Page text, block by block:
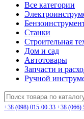
Все категории
Станки
Строительная
Дом и сад
Автотовары
Запчасти и
Ручной
+38 (098) 015-00-33 +38 (066)